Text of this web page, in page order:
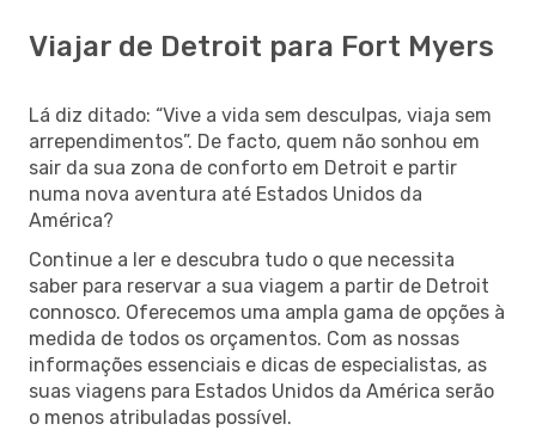
Viajar de Detroit para Fort Myers
Lá diz ditado: “Vive a vida sem desculpas, viaja sem
arrependimentos”. De facto, quem não sonhou em
sair da sua zona de conforto em Detroit e partir
numa nova aventura até Estados Unidos da
América?
Continue a ler e descubra tudo o que necessita
saber para reservar a sua viagem a partir de Detroit
connosco. Oferecemos uma ampla gama de opções à
medida de todos os orçamentos. Com as nossas
informações essenciais e dicas de especialistas, as
suas viagens para Estados Unidos da América serão
o menos atribuladas possível.